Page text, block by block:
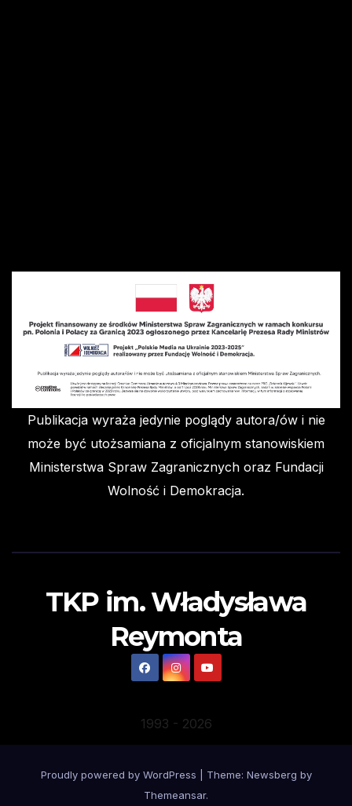
Publikacja wyraża jedynie poglądy autora/ów i nie
może być utożsamiana z oficjalnym stanowiskiem
Ministerstwa Spraw Zagranicznych oraz Fundacji
Wolność i Demokracja.
TKP im. Władysława
Reymonta
1993 - 2026
Proudly powered by WordPress Theme: Newsberg by
Themeansar.